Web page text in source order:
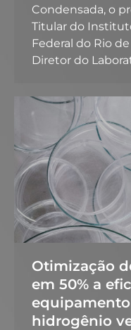
Condensada, o
Titular do
Federal do Rio
Diretor do
Otimização
em 50% a
hidrogênio